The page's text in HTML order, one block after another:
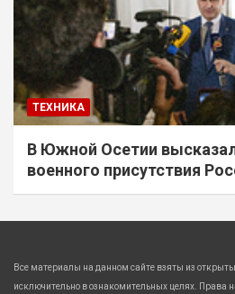
ТЕХНИКА
В Южной Осетии
военного присутствия
Все материалы на данном сайте взяты из
исключительно в ознакомительных целях. Права